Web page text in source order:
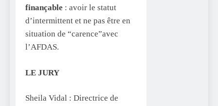
finançable : avoir le statut
d’intermittent et ne pas être en
situation de “carence”avec
l’AFDAS.
LE JURY
Sheila Vidal : Directrice de